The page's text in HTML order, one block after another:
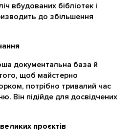
вбудованих бібліотек і
до збільшення
документальна база й
щоб майстерно
потрібно тривалий час
Він підійде для досвідчених
проєктів